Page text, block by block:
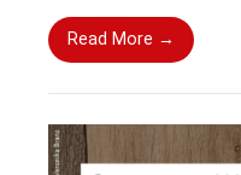
Read More →